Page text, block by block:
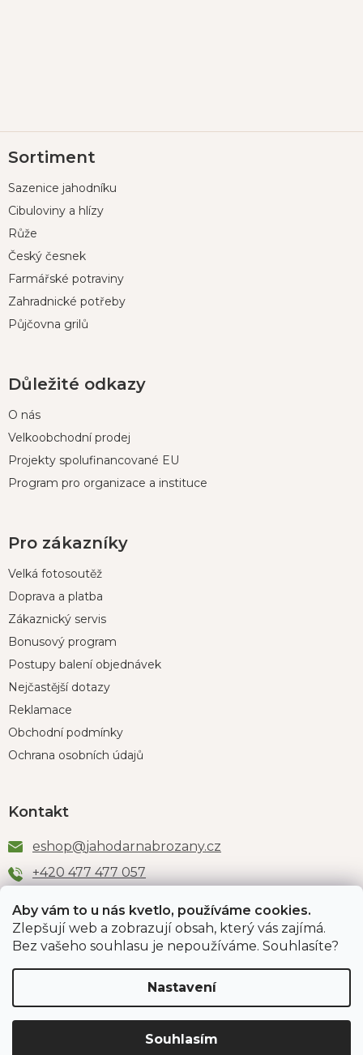
Aby vám to u nás kvetlo, používáme cookies.
Zlepšují web a zobrazují obsah, který vás zajímá.
Bez vašeho souhlasu je nepoužíváme. Souhlasíte?
Nastavení
Souhlasím
á
a
Sortiment
Sazenice jahodníku
Cibuloviny a hlízy
Růže
Český česnek
Farmářské potraviny
Zahradnické potřeby
Půjčovna grilů
Důležité odkazy
O nás
Velkoobchodní prodej
Projekty spolufinancované EU
Program pro organizace a instituce
Pro zákazníky
Velká fotosoutěž
Doprava a platba
Zákaznický servis
Bonusový program
Postupy balení objednávek
Nejčastější dotazy
Reklamace
Obchodní podmínky
Ochrana osobních údajů
Kontakt
eshop@jahodarnabrozany.cz
+420 477 477 057
Odběr newsletteru